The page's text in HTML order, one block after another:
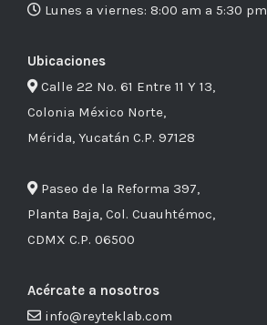
Lunes a viernes: 8:00 am a 5:30 pm
Ubicaciones
Calle 22 No. 61 Entre 11 Y 13,
Colonia México Norte,
Mérida, Yucatán C.P. 97128
Paseo de la Reforma 397,
Planta Baja, Col. Cuauhtémoc,
CDMX C.P. 06500
Acércate a nosotros
info@reyteklab.com